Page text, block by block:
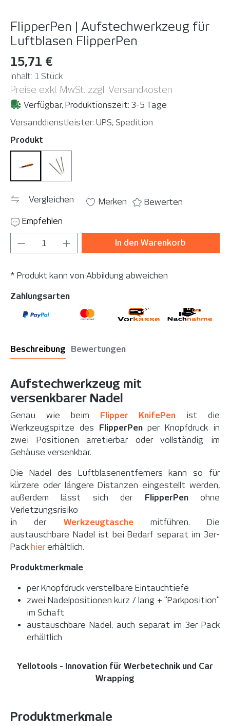
FlipperPen | Aufstechwerkzeug für
Luftblasen FlipperPen
15,71 €
Inhalt: 1 Stück
Preise exkl. MwSt. zzgl. Versandkosten
Verfügbar, Produktionszeit: 3-5 Tage
Versanddienstleister: UPS, Spedition
Produkt
FlipperPenFlipperPen Needle
Vergleichen Merken
Bewerten
Empfehlen
Produkt Anzahl: Gib den gewünschten
In den Warenkorb
* Produkt kann von Abbildung abweichen
Zahlungsarten
Beschreibung Bewertungen
Aufstechwerkzeug mit
versenkbarer Nadel
Genau wie beim Flipper KnifePen ist die
Werkzeugspitze des FlipperPenper Knopfdruck in
zwei Positionen arretierbar oder vollständig im
Gehäuse versenkbar.
Die Nadel des Luftblasenentferners kann so für
kürzere oder längere Distanzen eingestellt werden,
außerdem lässt sich der FlipperPenohne
Verletzungsrisiko
in der Werkzeugtaschemitführen. Die
austauschbare Nadel ist bei Bedarf separat im 3er-
Pack hiererhältlich.
Produktmerkmale
per Knopfdruck verstellbare Eintauchtiefe
zwei Nadelpositionen kurz / lang + "Parkposition"
im Schaft
austauschbare Nadel, auch separat im 3er Pack
erhältlich
Yellotools - Innovation für Werbetechnik und Car
Wrapping
Produktmerkmale